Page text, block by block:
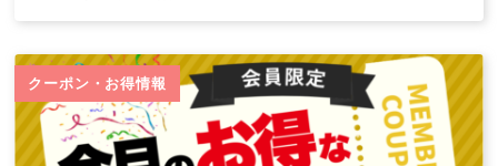
クーポン・お得情報